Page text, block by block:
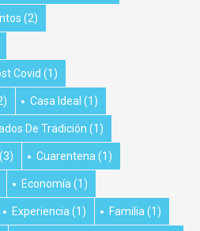
(2)
Covid (1)
Casa Ideal (1)
De Tradición (1)
(3) Cuarentena (1)
Economía (1)
Experiencia (1) Familia (1)